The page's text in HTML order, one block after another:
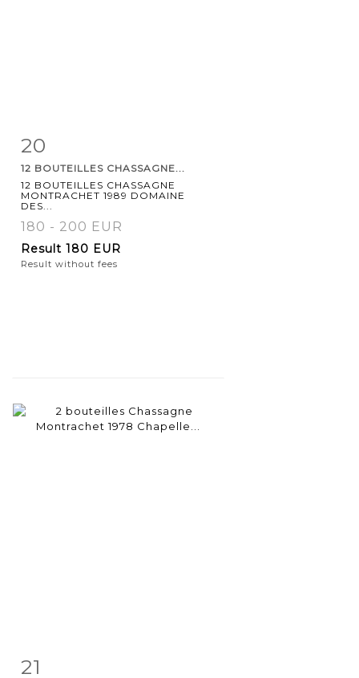
Item detail
20
12 BOUTEILLES CHASSAGNE...
12 BOUTEILLES CHASSAGNE
MONTRACHET 1989 DOMAINE
DES...
180 - 200 EUR
Result 180 EUR
Result without fees
Item detail
21